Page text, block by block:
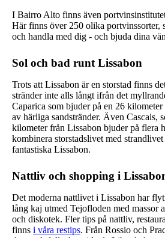
I Bairro Alto finns även
Här finns över 250 olika portvinssorter,
och handla med dig - och bjuda dina
Sol och bad runt Lissabon
Trots att Lissabon är en storstad finns
stränder inte alls långt ifrån det
Caparica som bjuder på en 26
av härliga sandstränder. Även Cascais,
kilometer från Lissabon bjuder på flera
kombinera storstadslivet med
fantastiska Lissabon.
Nattliv och shopping i
Det moderna nattlivet i Lissabon har
lång kaj utmed Tejofloden med massor
och diskotek. Fler tips på nattliv,
finns i våra restips. Från Rossio och